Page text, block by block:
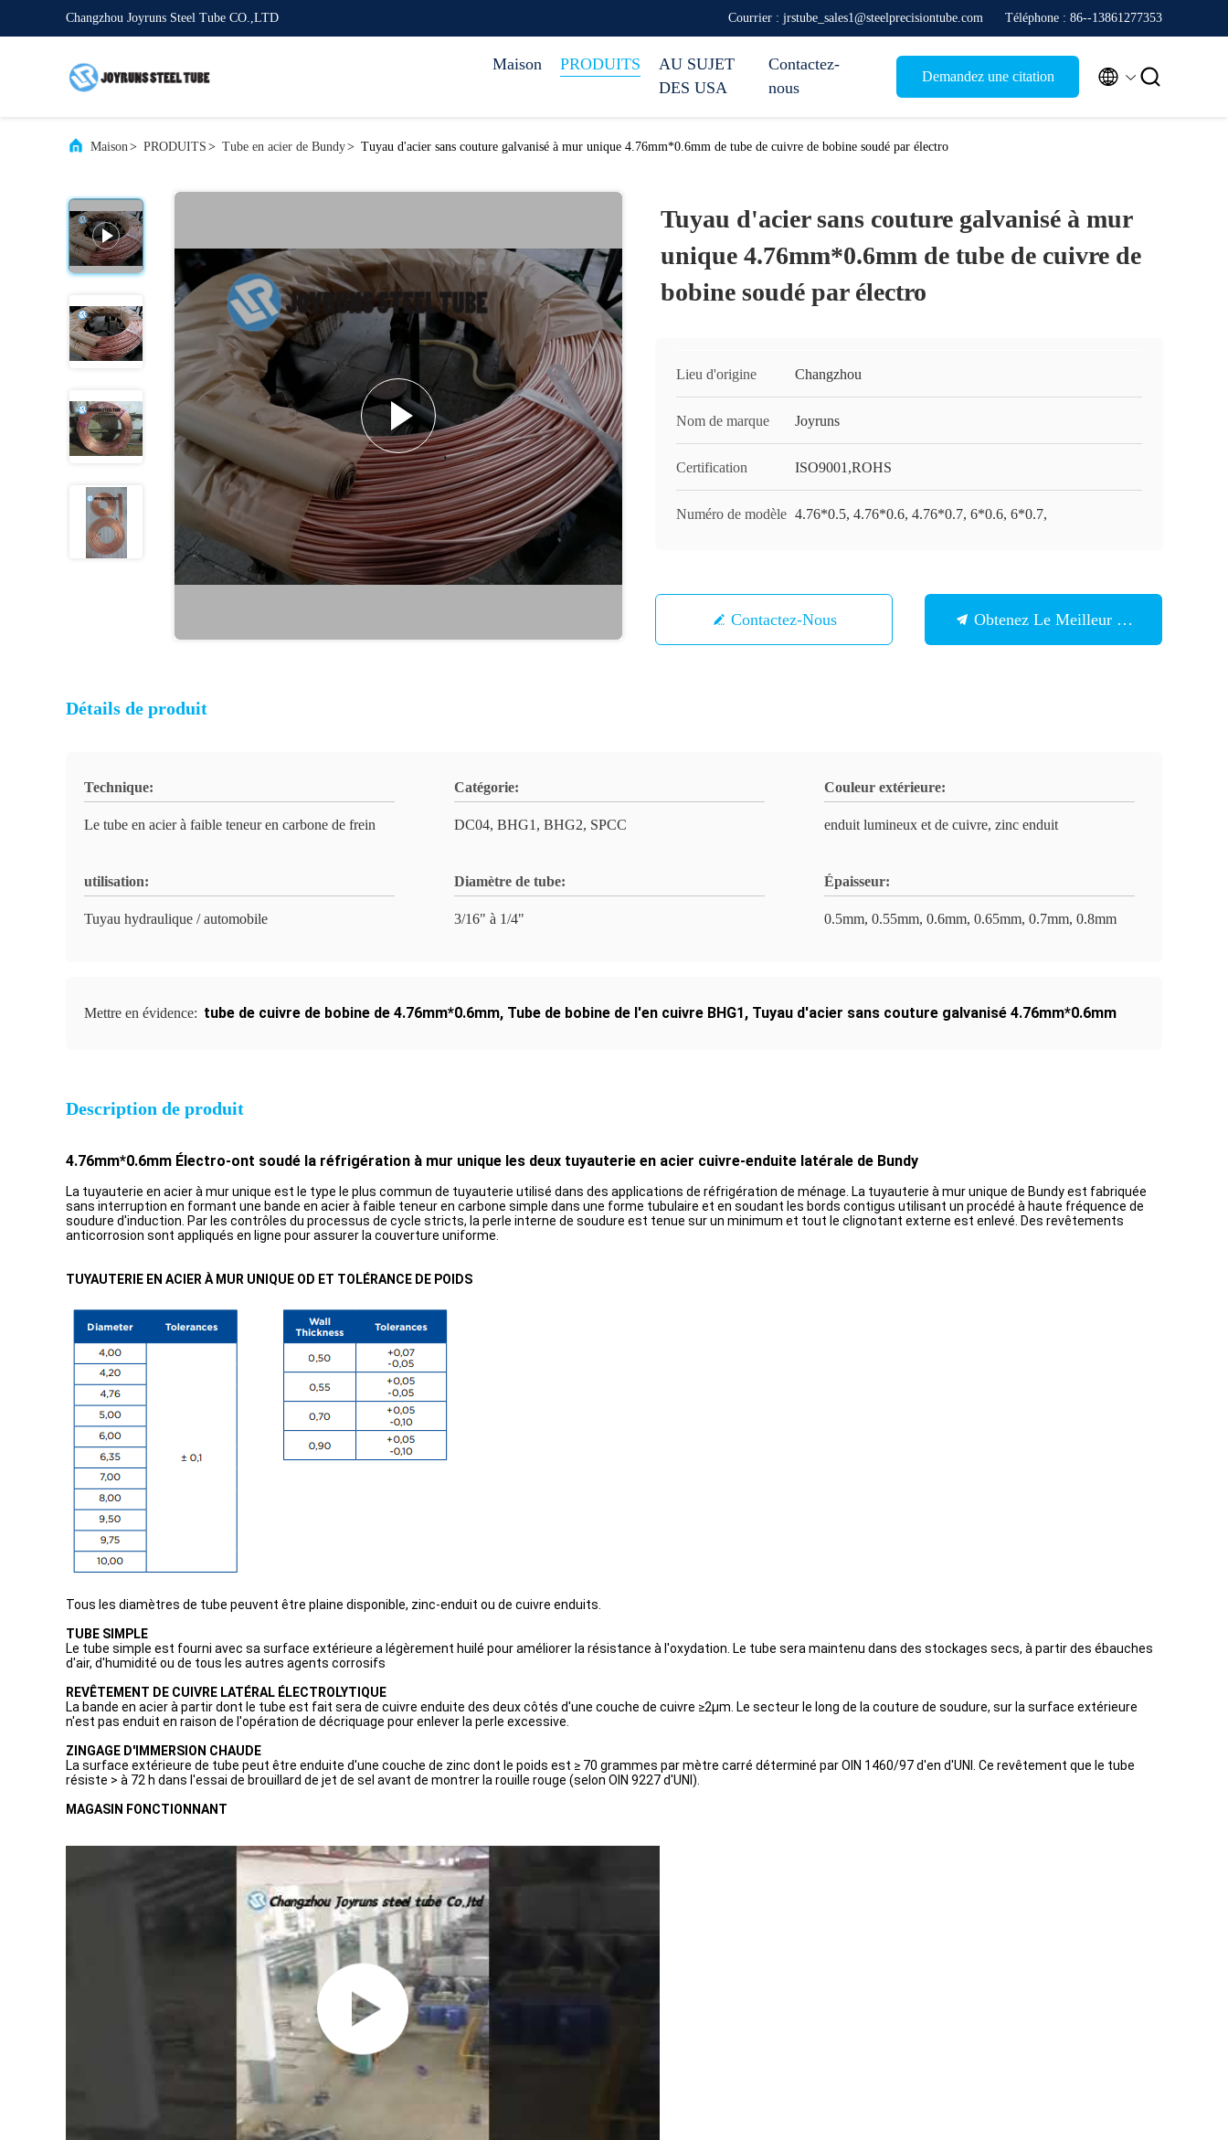
Changzhou Joyruns Steel Tube CO.,LTD Courrier : jrstube_sales1@steelprecisiontube.com Téléphone : 86--13861277353
Maison PRODUITS
AU SUJET
DES USA
Contactez-
nous
Demandez une citation  
Maison> PRODUITS > Tube en acier de Bundy> Tuyau d'acier sans couture galvanisé à mur unique 4.76mm*0.6mm de tube de cuivre de bobine soudé par électro
Tuyau d'acier sans couture galvanisé à mur
unique 4.76mm*0.6mm de tube de cuivre de
bobine soudé par électro
Lieu d'origine Changzhou
Nom de marque Joyruns
Certification ISO9001,ROHS
Numéro de modèle 4.76*0.5, 4.76*0.6, 4.76*0.7, 6*0.6, 6*0.7,
Contactez-Nous Obtenez Le Meilleur Prix
Détails de produit
Technique:
Le tube en acier à faible teneur en carbone de frein
Catégorie:
DC04, BHG1, BHG2, SPCC
Couleur extérieure:
enduit lumineux et de cuivre, zinc enduit
utilisation:
Tuyau hydraulique / automobile
Diamètre de tube:
3/16" à 1/4"
Épaisseur:
0.5mm, 0.55mm, 0.6mm, 0.65mm, 0.7mm, 0.8mm
Mettre en évidence: tube de cuivre de bobine de 4.76mm*0.6mm, Tube de bobine de l'en cuivre BHG1, Tuyau d'acier sans couture galvanisé 4.76mm*0.6mm
Description de produit
4.76mm*0.6mm Électro-ont soudé la réfrigération à mur unique les deux tuyauterie en acier cuivre-enduite latérale de Bundy
La tuyauterie en acier à mur unique est le type le plus commun de tuyauterie utilisé dans des applications de réfrigération de ménage. La tuyauterie à mur unique de Bundy est fabriquée
sans interruption en formant une bande en acier à faible teneur en carbone simple dans une forme tubulaire et en soudant les bords contigus utilisant un procédé à haute fréquence de
soudure d'induction. Par les contrôles du processus de cycle stricts, la perle interne de soudure est tenue sur un minimum et tout le clignotant externe est enlevé. Des revêtements
anticorrosion sont appliqués en ligne pour assurer la couverture uniforme.
TUYAUTERIE EN ACIER À MUR UNIQUE OD ET TOLÉRANCE DE POIDS
Tous les diamètres de tube peuvent être plaine disponible, zinc-enduit ou de cuivre enduits.
TUBE SIMPLE
Le tube simple est fourni avec sa surface extérieure a légèrement huilé pour améliorer la résistance à l'oxydation. Le tube sera maintenu dans des stockages secs, à partir des ébauches
d'air, d'humidité ou de tous les autres agents corrosifs
REVÊTEMENT DE CUIVRE LATÉRAL ÉLECTROLYTIQUE
La bande en acier à partir dont le tube est fait sera de cuivre enduite des deux côtés d'une couche de cuivre ≥2µm. Le secteur le long de la couture de soudure, sur la surface extérieure
n'est pas enduit en raison de l'opération de décriquage pour enlever la perle excessive.
ZINGAGE D'IMMERSION CHAUDE
La surface extérieure de tube peut être enduite d'une couche de zinc dont le poids est ≥ 70 grammes par mètre carré déterminé par OIN 1460/97 d'en d'UNI. Ce revêtement que le tube
résiste > à 72 h dans l'essai de brouillard de jet de sel avant de montrer la rouille rouge (selon OIN 9227 d'UNI).
MAGASIN FONCTIONNANT